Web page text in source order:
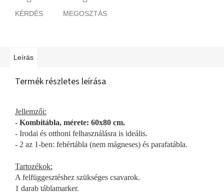
KÉRDÉS MEGOSZTÁS
Leírás
Termék részletes leírása
Jellemzői:
- Kombitábla, mérete: 60x80 cm.
- Irodai és otthoni felhasználásra is ideális.
- 2 az 1-ben: fehértábla (nem mágneses) és parafatábla.
Tartozékok:
A felfüggesztéshez szükséges csavarok.
1 darab táblamarker.